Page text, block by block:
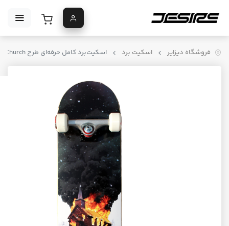
فروشگاه دیزایر اسکیت برد اسکیت‌برد کامل حرفه‌ای طرح Skate Mental Church